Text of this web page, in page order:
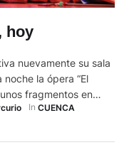
hoy
nuevamente su sala
la ópera “El
fragmentos en
de la obra es “Kinti,
In CUENCA